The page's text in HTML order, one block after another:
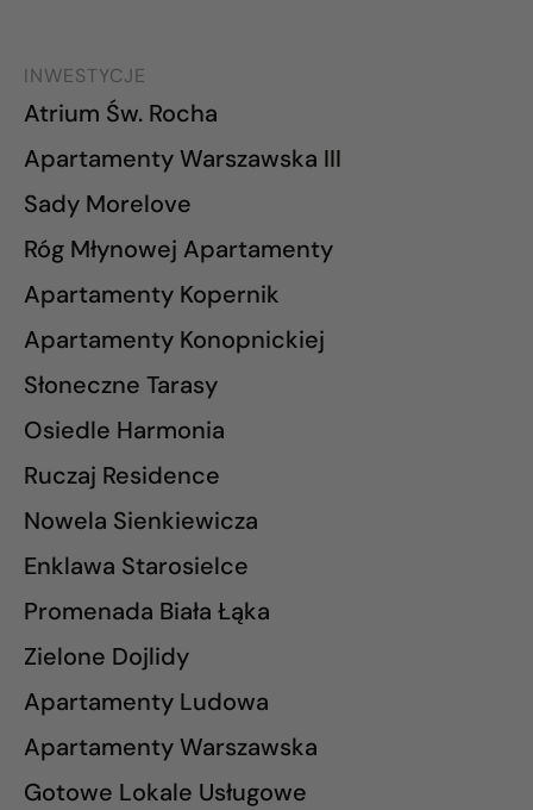
INWESTYCJE
Atrium Św. Rocha
Apartamenty Warszawska III
Sady Morelove
Róg Młynowej Apartamenty
Apartamenty Kopernik
Apartamenty Konopnickiej
Słoneczne Tarasy
Osiedle Harmonia
Ruczaj Residence
Nowela Sienkiewicza
Enklawa Starosielce
Promenada Biała Łąka
Zielone Dojlidy
Apartamenty Ludowa
Apartamenty Warszawska
Gotowe Lokale Usługowe